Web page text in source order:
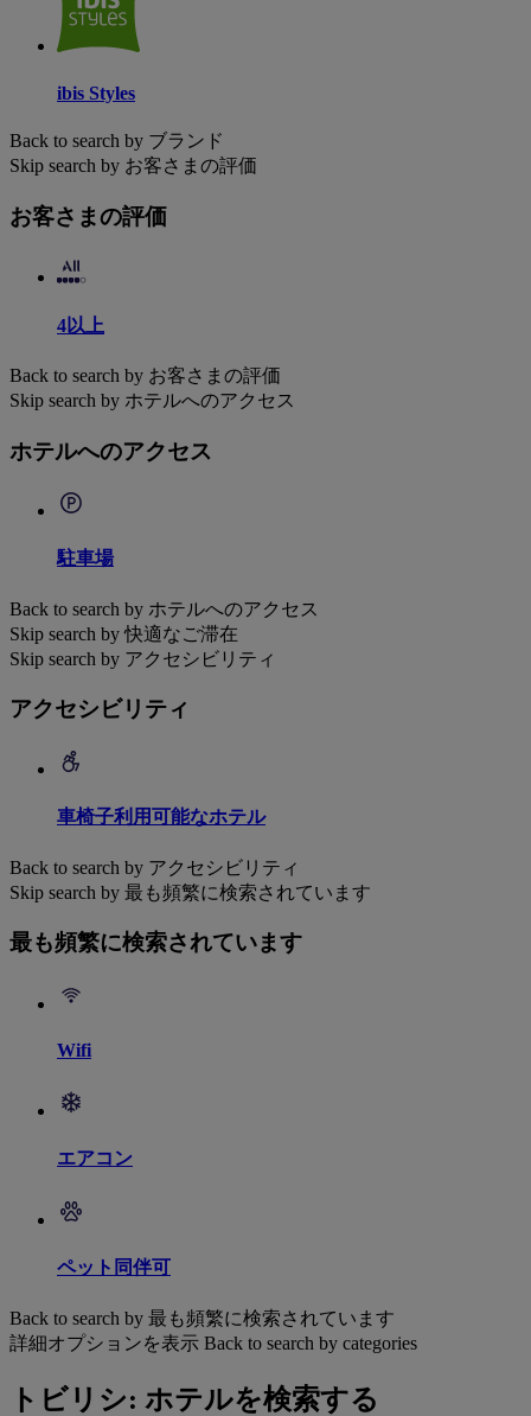
ibis Styles
Back to search by ブランド
Skip search by お客さまの評価
お客さまの評価
4以上
Back to search by お客さまの評価
Skip search by ホテルへのアクセス
ホテルへのアクセス
駐車場
Back to search by ホテルへのアクセス
Skip search by 快適なご滞在
Skip search by アクセシビリティ
アクセシビリティ
車椅子利用可能なホテル
Back to search by アクセシビリティ
Skip search by 最も頻繁に検索されています
最も頻繁に検索されています
Wifi
エアコン
ペット同伴可
Back to search by 最も頻繁に検索されています
詳細オプションを表示 Back to search by categories
トビリシ: ホテルを検索する